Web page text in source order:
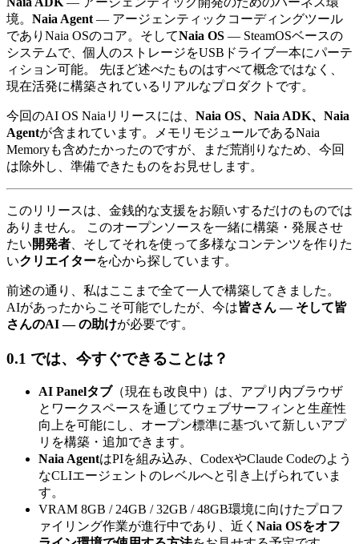
境。 Naia Agent — アージェンティックコーディングツール
でありNaia OSのコア。そしてNaia OS — SteamOSベースの
システムで、個人のストレージをUSBドライブ一本にパーテ
ィション可能。 先ほど述べたものはすべて概念ではなく、
現在活発に構築されているリアルなプロダクトです。
今回のAI OS Naiaリリースには、 Naia OS、Naia ADK、Naia
Agentが含まれています。メモリモジュールであるNaia
Memoryも含めたかったのですが、まだ荒削りなため、今回
は除外し、準備できたものをお見せします。
このリリースは、金銭的な支援をお願いするだけのものでは
ありません。 このオープンソースを一緒に構築・発展させ
たい開発者 、そしてそれを使って多様なコンテンツを作りた
いクリエイターを心から探しています。
前述の通り、私はここまで全て一人で構築してきました。
AIがあったからこそ可能でしたが、今は皆さん — そして皆
さんのAI — の助けが必要です。
では、今すぐできることは？
AI Panelタブ（現在も改良中）は、アプリ内ブラウザ
とワークスペースを通じてウェブサーフィンと生産性
向上を可能にし、オープン標準に基づいて新しいアプ
リを構築・追加できます。
Naia AgentはPIを組み込み、CodexやClaude Codeのよう
なCLIエージェントのレベルへと引き上げられていま
す。
VRAM 8GB / 24GB / 32GB / 48GB環境に向けたプロフ
ァイリング作業が進行中であり、近く Naia OSをオフ